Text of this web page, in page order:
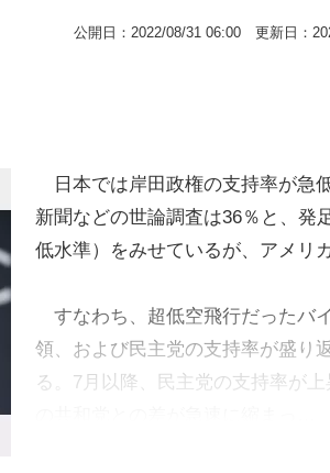
公開日： 2022/08/31 06:00 更新日：
日本では岸田政権の支持率が急
新聞などの世論調査は36％と、発
低水準）をみせているが、アメリ
すなわち、超低空飛行だったバ
領、および民主党の支持率が盛り
る。7月以降、民主党の支持率が